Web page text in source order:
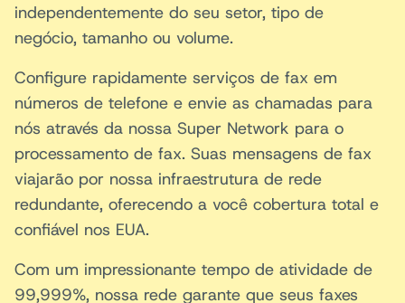
independentemente do seu setor, tipo de
negócio, tamanho ou volume.
Configure rapidamente serviços de fax em
números de telefone e envie as chamadas para
nós através da nossa Super Network para o
processamento de fax. Suas mensagens de fax
viajarão por nossa infraestrutura de rede
redundante, oferecendo a você cobertura total e
confiável nos EUA.
Com um impressionante tempo de atividade de
99,999%, nossa rede garante que seus faxes